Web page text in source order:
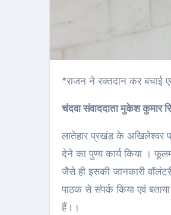
*राजन ने रक्तदान कर बचाई
चंदवा संवाददाता मुकेश कुमार
लातेहार प्रखंड के अखिलेश्वर
देने का पुण्य कार्य किया ।
जैसे ही इसकी जानकारी
पाठक से संपर्क किया एवं
हैं।।